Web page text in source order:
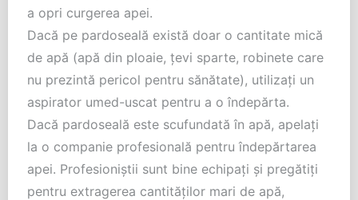
a opri curgerea apei.
Dacă pe pardoseală există doar o cantitate mică
de apă (apă din ploaie, țevi sparte, robinete care
nu prezintă pericol pentru sănătate), utilizați un
aspirator umed-uscat pentru a o îndepărta.
Dacă pardoseală este scufundată în apă, apelați
la o companie profesională pentru îndepărtarea
apei. Profesioniștii sunt bine echipați și pregătiți
pentru extragerea cantităților mari de apă,